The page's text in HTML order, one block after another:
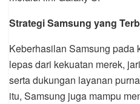
Strategi Samsung yang
Keberhasilan Samsung pada
lepas dari kekuatan merek,
serta dukungan layanan
itu, Samsung juga mampu